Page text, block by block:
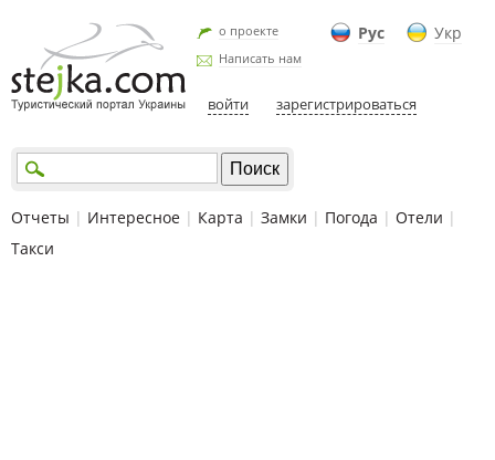
Рус Укр
о проекте
Написать нам
войти зарегистрироваться
Отчеты | Интересное | Карта | Замки | Погода | Отели |
Такси